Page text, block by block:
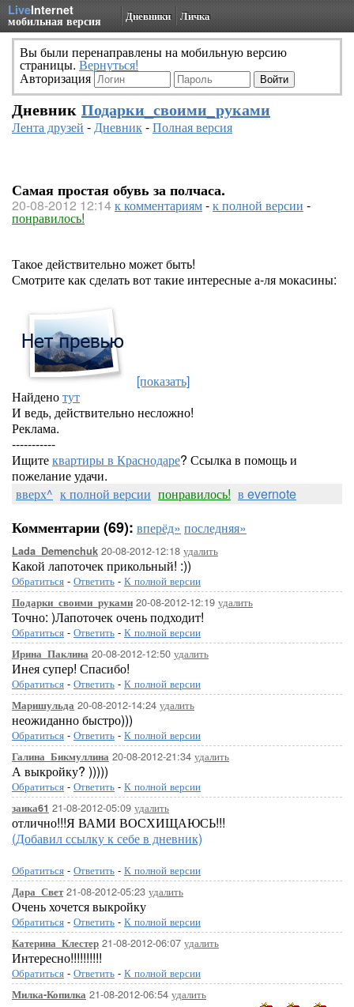
LiveInternet
мобильная версия Дневники Личка
Вы были перенаправлены на мобильную версию
страницы. Вернуться!
Авторизация
Дневник Подарки_своими_руками
Лента друзей -Дневник-Полная версия
Самая простая обувь за полчаса.
20-08-2012 12:14к комментариям-к полной версии -
понравилось!
Такое действительно может быть!
Смотрите как сделать вот такие интересные а-ля мокасины:
[показать]
Найденотут
И ведь, действительно несложно!
Реклама.
-----------
Ищитеквартиры в Краснодаре? Ссылка в помощь и
пожелание удачи.
вверх^ к полной версии понравилось! в evernote
Комментарии (69): вперёд» последняя»
Lada_Demenchuk 20-08-2012-12:18 удалить
Какой лапоточек прикольный! :))
Обратиться - Ответить - К полной версии
Подарки_своими_руками 20-08-2012-12:19 удалить
Точно: )Лапоточек очень подходит!
Обратиться - Ответить - К полной версии
Ирина_Паклина 20-08-2012-12:50 удалить
Инея супер! Спасибо!
Обратиться - Ответить - К полной версии
Маришульда 20-08-2012-14:24 удалить
неожиданно быстро)))
Обратиться - Ответить - К полной версии
Галина_Бикмуллина 20-08-2012-21:34 удалить
А выкройку? )))))
Обратиться - Ответить - К полной версии
заика61 21-08-2012-05:09 удалить
отлично!!!Я ВАМИ ВОСХИЩАЮСЬ!!!
(Добавил ссылку к себе в дневник)
Обратиться - Ответить - К полной версии
Дара_Свет21-08-2012-05:23 удалить
Очень хочется выкройку
Обратиться - Ответить - К полной версии
Катерина_Клестер 21-08-2012-06:07 удалить
Интересно!!!!!!!!!!
Обратиться - Ответить - К полной версии
Милка-Копилка 21-08-2012-06:54 удалить